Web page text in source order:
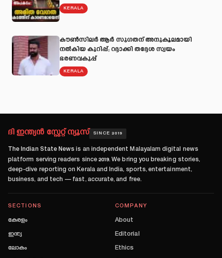
KERALA
കൗൺസിലർ ആർ സുഗതന് അനുകൂലമായി
നല്‍കിയ കുറിപ്പ്; റദ്ദാക്കി തദ്ദേശ സ്വയം
ഭരണവകുപ്പ്
KERALA
ദി ഇന്ത്യൻ സ്റ്റേറ്റ് ന്യൂസ് SINCE 2019
The Indian State News is an independent Malayalam digital news
platform serving readers since 2019. We bring you breaking stories,
deep-dive reporting on Kerala and India, sports, entertainment,
business, and tech — fast, accurate, and free.
SECTIONS
കേരളം
ഇന്ത്യ
ലോകം
COMPANY
About
Editorial
Ethics